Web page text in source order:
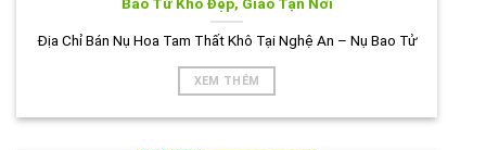
Địa Chỉ Bán Nụ Hoa Tam Thất Khô Tại Nghệ An – Nụ Bao Tử
XEM THÊM